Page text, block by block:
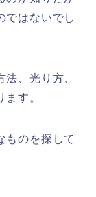
ではないでし
、光り方、
す。
ものを探して